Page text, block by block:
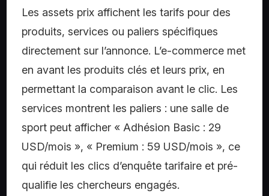
Les assets prix affichent les tarifs pour des
produits, services ou paliers spécifiques
directement sur l’annonce. L’e-commerce met
en avant les produits clés et leurs prix, en
permettant la comparaison avant le clic. Les
services montrent les paliers : une salle de
sport peut afficher « Adhésion Basic : 29
USD/mois », « Premium : 59 USD/mois », ce
qui réduit les clics d’enquête tarifaire et pré-
qualifie les chercheurs engagés.